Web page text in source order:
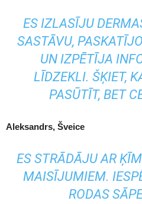
ES IZLASĪJU
SASTĀVU,
UN IZPĒTĪJA
LĪDZEKLI. ŠĶIET,
PASŪTĪT, BET
Aleksandrs, Šveice
ES STRĀDĀJU AR
MAISĪJUMIEM.
RODAS